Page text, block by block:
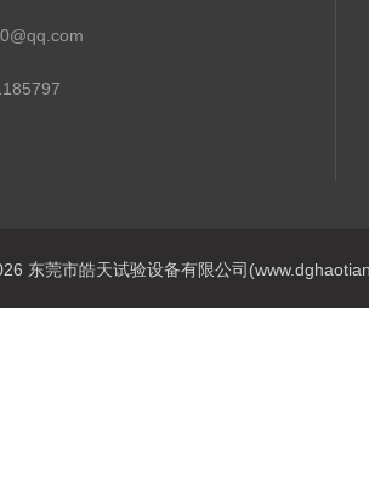
东莞市皓天试验设备有限公司